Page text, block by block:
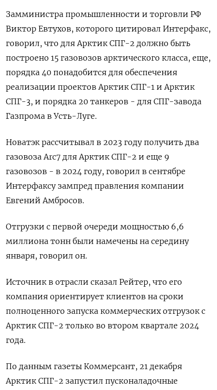
Замминистра промышленности и торговли РФ
Виктор Евтухов, которого цитировал Интерфакс,
говорил, что для Арктик СПГ-2 должно быть
построено 15 газовозов арктического класса, еще,
порядка 40 понадобится для обеспечения
реализации проектов Арктик СПГ-1 и Арктик
СПГ-3, и порядка 20 танкеров - для СПГ-завода
Газпрома в Усть-Луге.
Новатэк рассчитывал в 2023 году получить два
газовоза Arc7 для Арктик СПГ-2 и еще 9
газовозов - в 2024 году, говорил в сентябре
Интерфаксу зампред правления компании
Евгений Амбросов.
Отгрузки с первой очереди мощностью 6,6
миллиона тонн были намечены на середину
января, говорил он.
Источник в отрасли сказал Рейтер, что его
компания ориентирует клиентов на сроки
полноценного запуска коммерческих отгрузок с
Арктик СПГ-2 только во втором квартале 2024
года.
По данным газеты Коммерсант, 21 декабря
Арктик СПГ-2 запустил пусконаладочные